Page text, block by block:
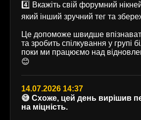
4️⃣ Вкажіть свій форумний
який інший зручний тег та
Це допоможе швидше
та зробить спілкування у групі
поки ми працюємо над
😊
14.07.2026 14:37
😅 Схоже, цей день вирішив
на міцність.